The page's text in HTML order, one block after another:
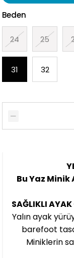
Beden
24 25
31 32
Bu Yaz Minik
SAĞLIKLI
Yalın ayak
barefoot
Miniklerin